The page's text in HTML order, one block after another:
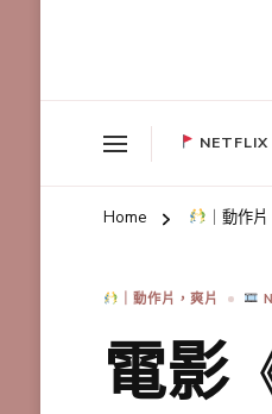
NETFLIX
Home ｜動作
｜動作片，爽片
電影